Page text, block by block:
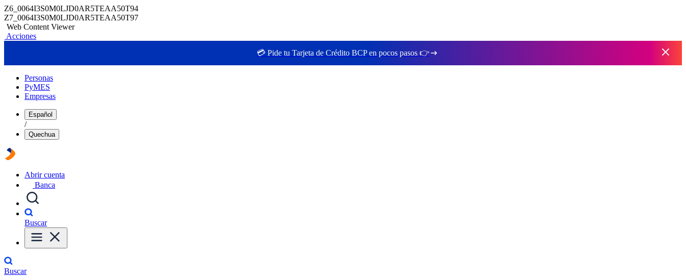
Z6_0064I3S0M0LJD0AR5TEAA50T94
Z7_0064I3S0M0LJD0AR5TEAA50T97
Web Content Viewer
Acciones
💳 Pide tu Tarjeta de Crédito BCP en pocos pasos 👉
Personas
PyMES
Empresas
Español
/
Quechua
Abrir cuenta
Banca
Buscar
Buscar